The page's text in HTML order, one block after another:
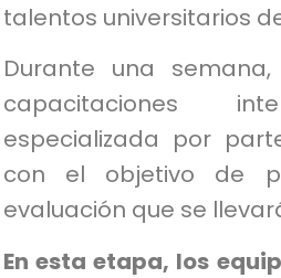
talentos universitarios
Durante una
capacitaciones
especializada por
con el objetivo de
evaluación que se
En esta etapa, los